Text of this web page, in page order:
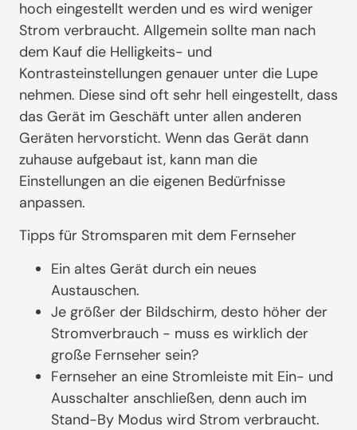
hoch eingestellt werden und es wird weniger
Strom verbraucht. Allgemein sollte man nach
dem Kauf die Helligkeits- und
Kontrasteinstellungen genauer unter die Lupe
nehmen. Diese sind oft sehr hell eingestellt, dass
das Gerät im Geschäft unter allen anderen
Geräten hervorsticht. Wenn das Gerät dann
zuhause aufgebaut ist, kann man die
Einstellungen an die eigenen Bedürfnisse
anpassen.
Tipps für Stromsparen mit dem Fernseher
Ein altes Gerät durch ein neues
Austauschen.
Je größer der Bildschirm, desto höher der
Stromverbrauch - muss es wirklich der
große Fernseher sein?
Fernseher an eine Stromleiste mit Ein- und
Ausschalter anschließen, denn auch im
Stand-By Modus wird Strom verbraucht.